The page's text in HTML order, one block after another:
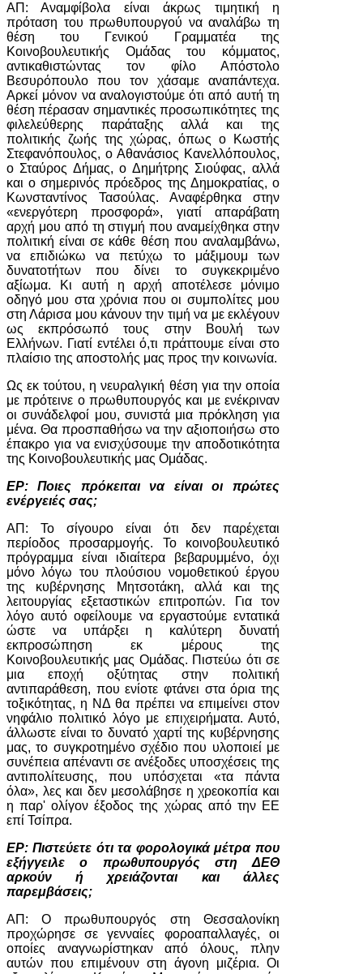
ΑΠ: Αναμφίβολα είναι άκρως τιμητική η
πρόταση του πρωθυπουργού να αναλάβω τη
θέση του Γενικού Γραμματέα της
Κοινοβουλευτικής Ομάδας του κόμματος,
αντικαθιστώντας τον φίλο Απόστολο
Βεσυρόπουλο που τον χάσαμε αναπάντεχα.
Αρκεί μόνον να αναλογιστούμε ότι από αυτή τη
θέση πέρασαν σημαντικές προσωπικότητες της
φιλελεύθερης παράταξης αλλά και της
πολιτικής ζωής της χώρας, όπως ο Κωστής
Στεφανόπουλος, ο Αθανάσιος Κανελλόπουλος,
ο Σταύρος Δήμας, ο Δημήτρης Σιούφας, αλλά
και ο σημερινός πρόεδρος της Δημοκρατίας, ο
Κωνσταντίνος Τασούλας. Αναφέρθηκα στην
«ενεργότερη προσφορά», γιατί απαράβατη
αρχή μου από τη στιγμή που αναμείχθηκα στην
πολιτική είναι σε κάθε θέση που αναλαμβάνω,
να επιδιώκω να πετύχω το μάξιμουμ των
δυνατοτήτων που δίνει το συγκεκριμένο
αξίωμα. Κι αυτή η αρχή αποτέλεσε μόνιμο
οδηγό μου στα χρόνια που οι συμπολίτες μου
στη Λάρισα μου κάνουν την τιμή να με εκλέγουν
ως εκπρόσωπό τους στην Βουλή των
Ελλήνων. Γιατί εντέλει ό,τι πράττουμε είναι στο
πλαίσιο της αποστολής μας προς την κοινωνία.
Ως εκ τούτου, η νευραλγική θέση για την οποία
με πρότεινε ο πρωθυπουργός και με ενέκριναν
οι συνάδελφοί μου, συνιστά μια πρόκληση για
μένα. Θα προσπαθήσω να την αξιοποιήσω στο
έπακρο για να ενισχύσουμε την αποδοτικότητα
της Κοινοβουλευτικής μας Ομάδας.
ΕΡ: Ποιες πρόκειται να είναι οι πρώτες
ενέργειές σας;
ΑΠ: Το σίγουρο είναι ότι δεν παρέχεται
περίοδος προσαρμογής. Το κοινοβουλευτικό
πρόγραμμα είναι ιδιαίτερα βεβαρυμμένο, όχι
μόνο λόγω του πλούσιου νομοθετικού έργου
της κυβέρνησης Μητσοτάκη, αλλά και της
λειτουργίας εξεταστικών επιτροπών. Για τον
λόγο αυτό οφείλουμε να εργαστούμε εντατικά
ώστε να υπάρξει η καλύτερη δυνατή
εκπροσώπηση εκ μέρους της
Κοινοβουλευτικής μας Ομάδας. Πιστεύω ότι σε
μια εποχή οξύτητας στην πολιτική
αντιπαράθεση, που ενίοτε φτάνει στα όρια της
τοξικότητας, η ΝΔ θα πρέπει να επιμείνει στον
νηφάλιο πολιτικό λόγο με επιχειρήματα. Αυτό,
άλλωστε είναι το δυνατό χαρτί της κυβέρνησης
μας, το συγκροτημένο σχέδιο που υλοποιεί με
συνέπεια απέναντι σε ανέξοδες υποσχέσεις της
αντιπολίτευσης, που υπόσχεται «τα πάντα
όλα», λες και δεν μεσολάβησε η χρεοκοπία και
η παρ' ολίγον έξοδος της χώρας από την ΕΕ
επί Τσίπρα.
ΕΡ: Πιστεύετε ότι τα φορολογικά μέτρα που
εξήγγειλε ο πρωθυπουργός στη ΔΕΘ
αρκούν ή χρειάζονται και άλλες
παρεμβάσεις;
ΑΠ: Ο πρωθυπουργός στη Θεσσαλονίκη
προχώρησε σε γενναίες φοροαπαλλαγές, οι
οποίες αναγνωρίστηκαν από όλους, πλην
αυτών που επιμένουν στη άγονη μιζέρια. Οι